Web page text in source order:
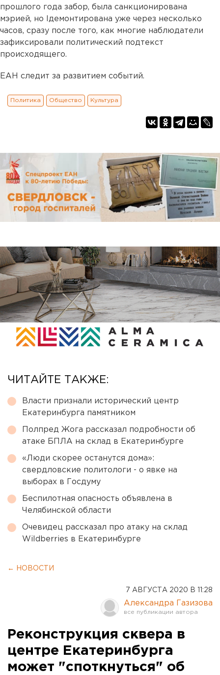
прошлого года забор, была санкционирована
мэрией, но lдемонтирована уже через несколько
часов, сразу после того, как многие наблюдатели
зафиксировали политический подтекст
происходящего.
ЕАН следит за развитием событий.
Политика Общество Культура
ЧИТАЙТЕ ТАКЖЕ:
Власти признали исторический центр
Екатеринбурга памятником
Полпред Жога рассказал подробности об
атаке БПЛА на склад в Екатеринбурге
«Люди скорее останутся дома»:
свердловские политологи - о явке на
выборах в Госдуму
Беспилотная опасность объявлена в
Челябинской области
Очевидец рассказал про атаку на склад
Wildberries в Екатеринбурге
← НОВОСТИ
7 АВГУСТА 2020 В 11:28
Александра Газизова
Реконструкция сквера в
центре Екатеринбурга
может "споткнуться" об